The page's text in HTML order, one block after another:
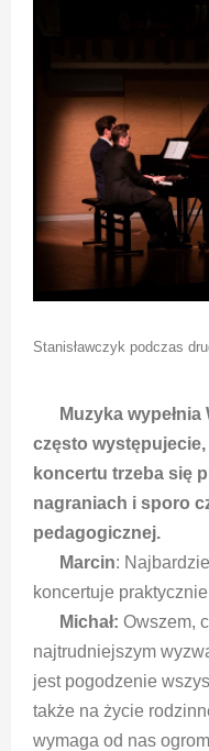
Stanisławczyk podczas
Muzyka
często
koncertu trzeba się
nagraniach i sporo
pedagogicznej.
Marcin:
koncertuje
Michał: Owszem,
najtrudniejszym
jest pogodzenie
także na życie
wymaga od nas